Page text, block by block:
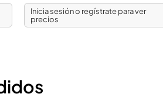
Inicia sesión o regístrate para ver
precios